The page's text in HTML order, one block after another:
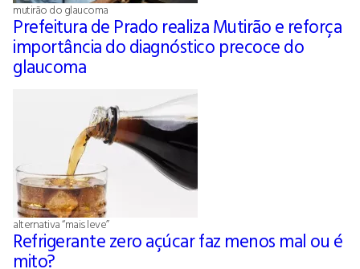
mutirão do glaucoma
Prefeitura de Prado realiza Mutirão e reforça
importância do diagnóstico precoce do
glaucoma
alternativa “mais leve”
Refrigerante zero açúcar faz menos mal ou é
mito?